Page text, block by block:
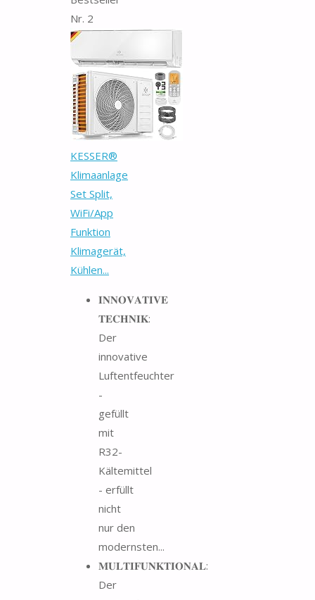
Nr. 2
KESSER®
Klimaanlage
Set Split,
WiFi/App
Funktion
Klimagerät,
Kühlen...
𝐈𝐍𝐍𝐎𝐕𝐀𝐓𝐈𝐕𝐄
𝐓𝐄𝐂𝐇𝐍𝐈𝐊:
Der
innovative
Luftentfeuchter
-
gefüllt
mit
R32-
Kältemittel
- erfüllt
nicht
nur den
modernsten...
𝐌𝐔𝐋𝐓𝐈𝐅𝐔𝐍𝐊𝐓𝐈𝐎𝐍𝐀𝐋:
Der